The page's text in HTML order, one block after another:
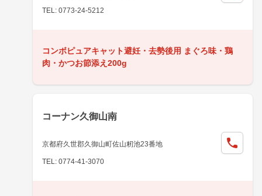
TEL: 0773-24-5212
コンボピュアキャット避妊・去勢後用 まぐろ味・鶏
肉・かつお節添え200g
コーナン久御山南
京都府久世郡久御山町佐山籾池23番地
TEL: 0774-41-3070